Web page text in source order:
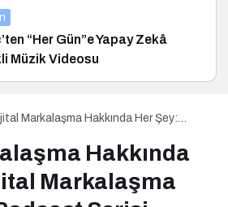
“Her Gün”e Yapay Zekâ
Müzik Videosu
Markalaşma Hakkında Her Şey:
Hakkında
Markalaşma